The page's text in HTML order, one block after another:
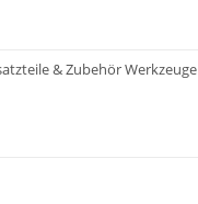
& Zubehör Werkzeuge